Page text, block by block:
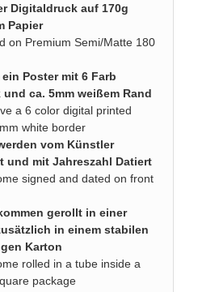
Digitaldruck auf 170g
Papier
on Premium Semi/Matte 180
Poster mit 6 Farb
ca. 5mm weißem Rand
a 6 color digital printed
white border
vom Künstler
und mit Jahreszahl Datiert
signed and dated on front
gerollt in einer
in einem stabilen
Karton
rolled in a tube inside a
package